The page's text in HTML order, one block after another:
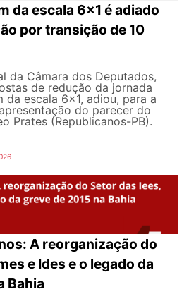
da escala 6x1 é adiado
por transição de 10
da Câmara dos Deputados,
de redução da jornada
escala 6x1, adiou, para a
do parecer do
Prates (Republicanos-PB).
A reorganização do
e Ides e o legado da
Bahia